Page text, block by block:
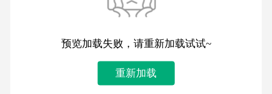
预览加载失败，请重新加载试试~
重新加载